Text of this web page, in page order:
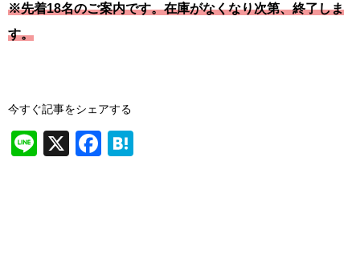
※先着18名のご案内です。在庫がなくなり次第、終了しま
す。
今すぐ記事をシェアする
Li X
F